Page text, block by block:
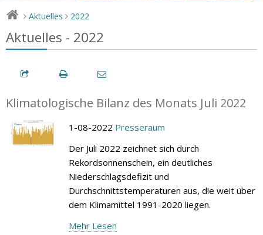
> Aktuelles > 2022
Aktuelles - 2022
Klimatologische Bilanz des Monats Juli 2022
1-08-2022 Presseraum
Der Juli 2022 zeichnet sich durch
Rekordsonnenschein, ein deutliches
Niederschlagsdefizit und
Durchschnittstemperaturen aus, die weit über
dem Klimamittel 1991-2020 liegen.
Mehr Lesen